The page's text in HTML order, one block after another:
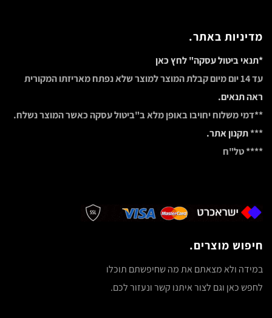
מדיניות באתר.
*תנאי ביטול עסקה" לחץ כאן
עד 14 יום מיום קבלת המוצר למוצר שלא נפתח מאריזתו המקורית
ראה תנאים.
**דמי משלוח יחויבו באופן מלא ב"ביטול עסקה כאשר המוצר נשלח.
***תקנון אתר.
**** טל"ח
חיפוש מוצרים.
במידה ולא מצאתם את מה שחיפשתם תוכלו
לחפש כאן וגם לצור איתנו קשר ונעזור לכם.